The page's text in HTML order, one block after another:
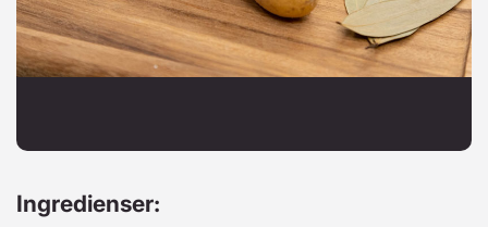
Ingredienser: